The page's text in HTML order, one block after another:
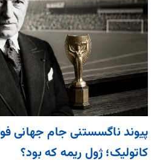
پیوند ناگسستنی جام جهانی
کاتولیک؛ ژول ریمه که بود؟